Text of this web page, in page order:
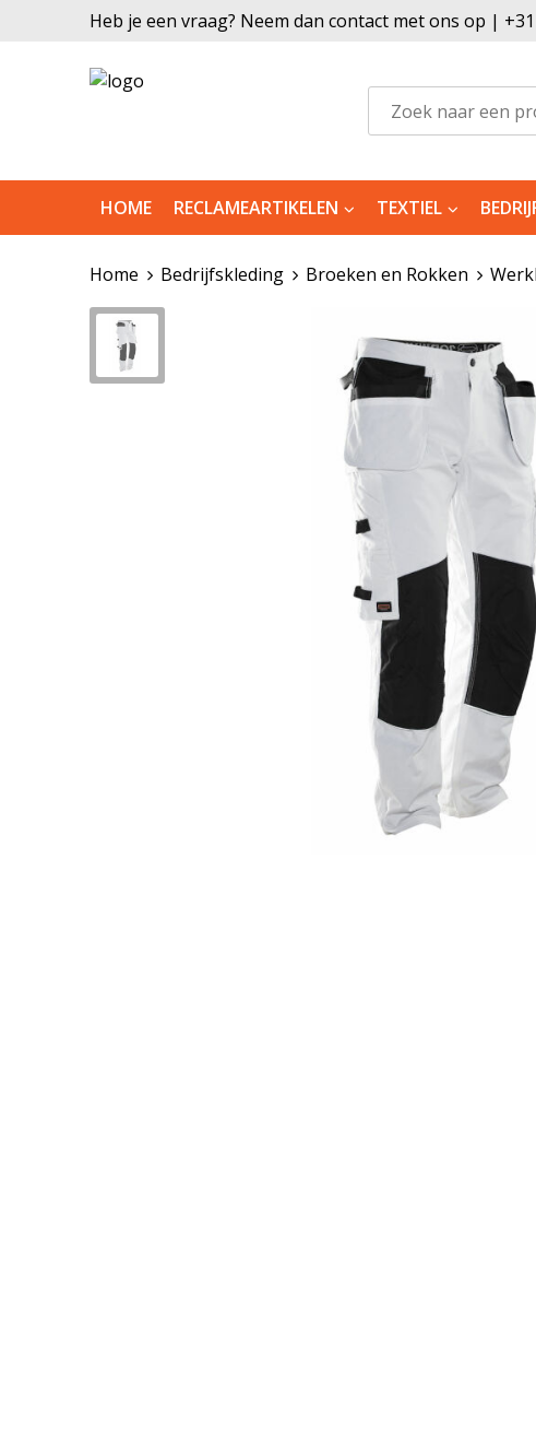
Heb je een vraag? Neem dan contact met ons op |
HOME RECLAMEARTIKELEN TEXTIEL
Home Bedrijfskleding Broeken en Rokken